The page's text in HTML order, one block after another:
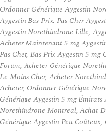
Ordonner Générique Aygestin
Aygestin Bas Prix, Pas Cher
Aygestin Norethindrone Lille,
Acheter Maintenant 5 mg
Pas Cher, Bas Prix Aygestin 5
Forum, Acheter Générique
Le Moins Cher, Acheter
Acheter, Ordonner Générique
Générique Aygestin 5 mg
Norethindrone Montreal, Achat
Générique Aygestin Peu